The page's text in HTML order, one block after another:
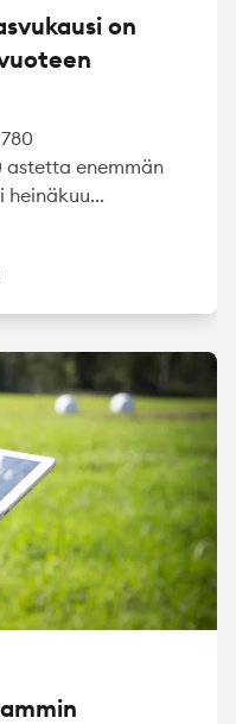
on
enemmän
heinäkuu...